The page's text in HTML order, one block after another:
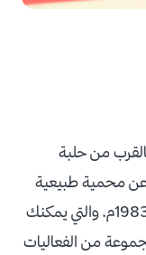
من حلبة
عبارة عن محمية طبيعية
تعود إلى القرن السابق تم إنشاؤها في عام 1983م، والتي يمكنك
من الفعاليات